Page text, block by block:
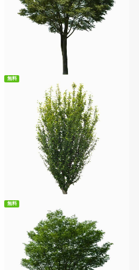
無料ダウンロード
無料
無料ダウンロード
無料